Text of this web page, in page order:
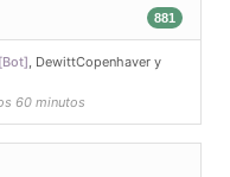
881
, DewittCopenhaver y
60 minutos